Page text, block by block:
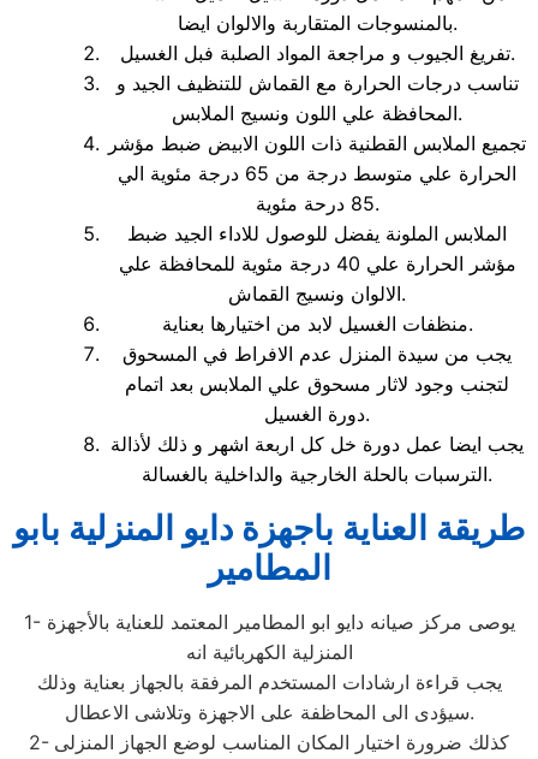
بالمنسوجات المتقاربة والالوان ايضا.
تفريغ الجيوب و مراجعة المواد الصلبة فبل الغسيل.
تناسب درجات الحرارة مع القماش للتنظيف الجيد و
المحافظة علي اللون ونسيج الملابس.
تجميع الملابس القطنية ذات اللون الابيض ضبط مؤشر
الحرارة علي متوسط درجة من 65 درجة مئوية الي
85 درحة مئوية.
الملابس الملونة يفضل للوصول للاداء الجيد ضبط
مؤشر الحرارة علي 40 درجة مئوية للمحافظة علي
الالوان ونسيج القماش.
منظفات الغسيل لابد من اختيارها بعناية.
يجب من سيدة المنزل عدم الافراط في المسحوق
لتجنب وجود لاثار مسحوق علي الملابس بعد اتمام
دورة الغسيل.
يجب ايضا عمل دورة خل كل اربعة اشهر و ذلك لأذالة
الترسبات بالحلة الخارجية والداخلية بالغسالة.
طريقة العناية باجهزة دايو المنزلية بابو
المطامير
1- يوصى مركز صيانه دايو ابو المطامير المعتمد للعناية بالأجهزة
المنزلية الكهربائية انه
يجب قراءة ارشادات المستخدم المرفقة بالجهاز بعناية وذلك
سيؤدى الى المحاظفة على الاجهزة وتلاشى الاعطال.
2- كذلك ضرورة اختيار المكان المناسب لوضع الجهاز المنزلى